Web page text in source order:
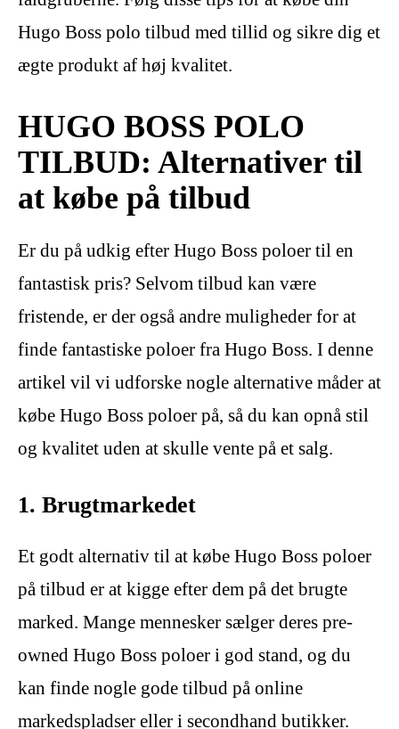
Hugo Boss polo tilbud med tillid og sikre dig et
ægte produkt af høj kvalitet.
HUGO BOSS POLO
TILBUD: Alternativer til
at købe på tilbud
Er du på udkig efter Hugo Boss poloer til en
fantastisk pris? Selvom tilbud kan være
fristende, er der også andre muligheder for at
finde fantastiske poloer fra Hugo Boss. I denne
artikel vil vi udforske nogle alternative måder at
købe Hugo Boss poloer på, så du kan opnå stil
og kvalitet uden at skulle vente på et salg.
1. Brugtmarkedet
Et godt alternativ til at købe Hugo Boss poloer
på tilbud er at kigge efter dem på det brugte
marked. Mange mennesker sælger deres pre-
owned Hugo Boss poloer i god stand, og du
kan finde nogle gode tilbud på online
markedspladser eller i secondhand butikker.